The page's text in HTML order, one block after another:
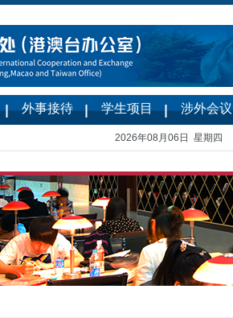
外事接待 学生项目 涉外会议
2026年08月06日 星期四